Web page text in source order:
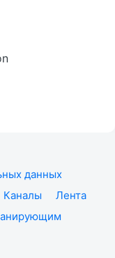
данных
Каналы
Лента